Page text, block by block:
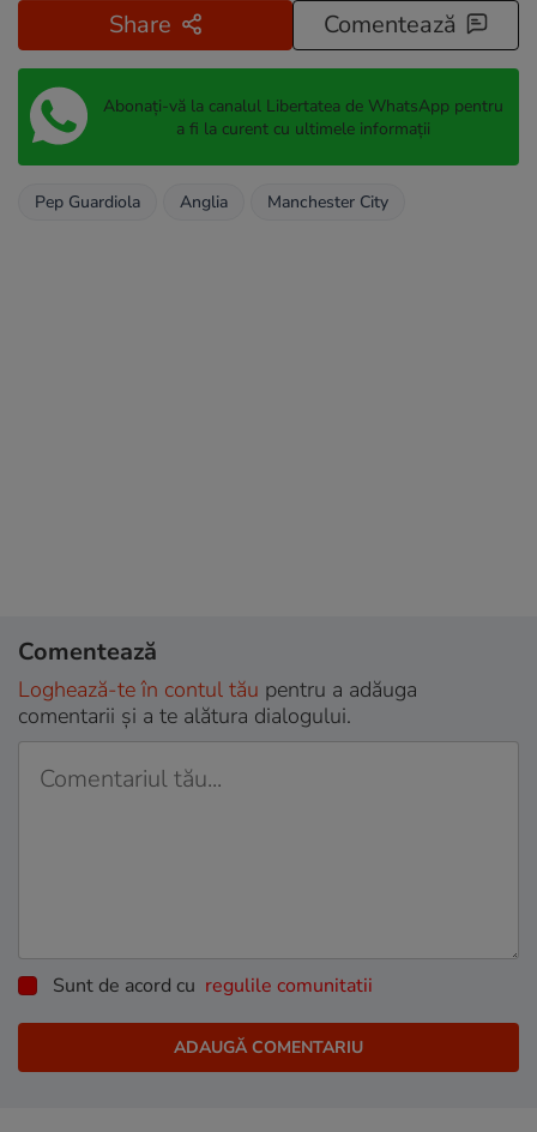
Share Comentează
Abonați-vă la canalul Libertatea de WhatsApp pentru
a fi la curent cu ultimele informații
Pep Guardiola Anglia Manchester City
Comentează
Loghează-te în contul tău pentru a adăuga
comentarii și a te alătura dialogului.
Sunt de acord cu regulile comunitatii